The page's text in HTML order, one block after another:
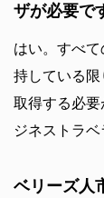
ザが必要で
はい。すべ
持している
取得する必
ジネストラ
ベリーズ人